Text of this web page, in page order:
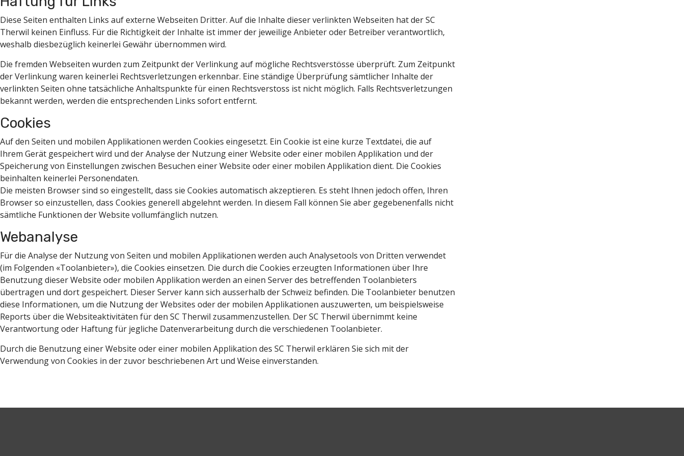
Diese Seiten enthalten Links auf externe Webseiten Dritter. Auf die Inhalte dieser verlinkten Webseiten hat der SC
Therwil keinen Einfluss. Für die Richtigkeit der Inhalte ist immer der jeweilige Anbieter oder Betreiber verantwortlich,
weshalb diesbezüglich keinerlei Gewähr übernommen wird.
Die fremden Webseiten wurden zum Zeitpunkt der Verlinkung auf mögliche Rechtsverstösse überprüft. Zum Zeitpunkt
der Verlinkung waren keinerlei Rechtsverletzungen erkennbar. Eine ständige Überprüfung sämtlicher Inhalte der
verlinkten Seiten ohne tatsächliche Anhaltspunkte für einen Rechtsverstoss ist nicht möglich. Falls Rechtsverletzungen
bekannt werden, werden die entsprechenden Links sofort entfernt.
Cookies
Auf den Seiten und mobilen Applikationen werden Cookies eingesetzt. Ein Cookie ist eine kurze Textdatei, die auf
Ihrem Gerät gespeichert wird und der Analyse der Nutzung einer Website oder einer mobilen Applikation und der
Speicherung von Einstellungen zwischen Besuchen einer Website oder einer mobilen Applikation dient. Die Cookies
beinhalten keinerlei Personendaten.
Die meisten Browser sind so eingestellt, dass sie Cookies automatisch akzeptieren. Es steht Ihnen jedoch offen, Ihren
Browser so einzustellen, dass Cookies generell abgelehnt werden. In diesem Fall können Sie aber gegebenenfalls nicht
sämtliche Funktionen der Website vollumfänglich nutzen.
Webanalyse
Für die Analyse der Nutzung von Seiten und mobilen Applikationen werden auch Analysetools von Dritten verwendet
(im Folgenden «Toolanbieter»), die Cookies einsetzen. Die durch die Cookies erzeugten Informationen über Ihre
Benutzung dieser Website oder mobilen Applikation werden an einen Server des betreffenden Toolanbieters
übertragen und dort gespeichert. Dieser Server kann sich ausserhalb der Schweiz befinden. Die Toolanbieter benutzen
diese Informationen, um die Nutzung der Websites oder der mobilen Applikationen auszuwerten, um beispielsweise
Reports über die Websiteaktivitäten für den SC Therwil zusammenzustellen. Der SC Therwil übernimmt keine
Verantwortung oder Haftung für jegliche Datenverarbeitung durch die verschiedenen Toolanbieter.
Durch die Benutzung einer Website oder einer mobilen Applikation des SC Therwil erklären Sie sich mit der
Verwendung von Cookies in der zuvor beschriebenen Art und Weise einverstanden.